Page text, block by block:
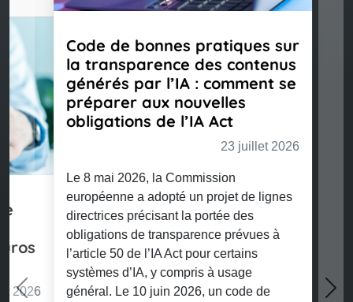
Code de bonnes pratiques sur
la transparence des contenus
générés par l’IA : comment se
préparer aux nouvelles
obligations de l’IA Act
23 juillet 2026
Le 8 mai 2026, la Commission
européenne a adopté un projet de lignes
directrices précisant la portée des
obligations de transparence prévues à
l’article 50 de l’IA Act pour certains
systèmes d’IA, y compris à usage
général. Le 10 juin 2026, un code de
Previous